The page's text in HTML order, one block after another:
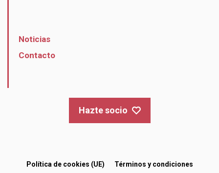
Noticias
Contacto
Hazte socio
Política de cookies (UE) Términos y condiciones